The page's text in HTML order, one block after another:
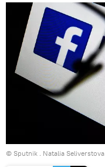
© Sputnik . Natalia Seliverstova